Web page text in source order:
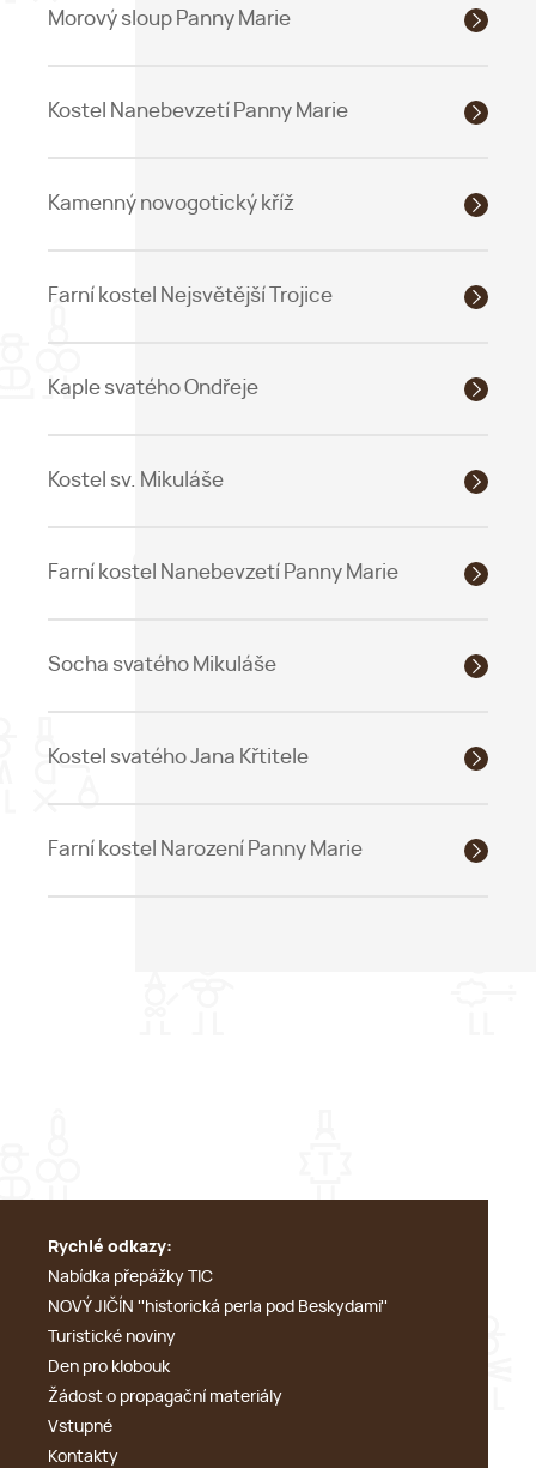
Morový sloup Panny Marie
Kostel Nanebevzetí Panny Marie
Kamenný novogotický kříž
Farní kostel Nejsvětější Trojice
Kaple svatého Ondřeje
Kostel sv. Mikuláše
Farní kostel Nanebevzetí Panny Marie
Socha svatého Mikuláše
Kostel svatého Jana Křtitele
Farní kostel Narození Panny Marie
Rychlé odkazy:
Nabídka přepážky TIC
NOVÝ JIČÍN ''historická perla pod Beskydami''
Turistické noviny
Den pro klobouk
Žádost o propagační materiály
Vstupné
Kontakty